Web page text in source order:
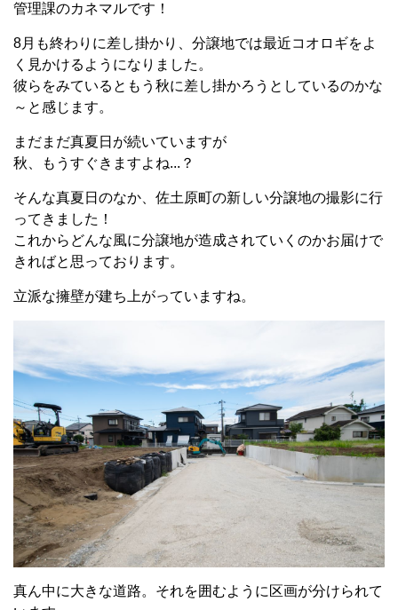
管理課のカネマルです！
8月も終わりに差し掛かり、分譲地では最近コオロギをよ
く見かけるようになりました。
彼らをみているともう秋に差し掛かろうとしているのかな
～と感じます。
まだまだ真夏日が続いていますが
秋、もうすぐきますよね...？
そんな真夏日のなか、佐土原町の新しい分譲地の撮影に行
ってきました！
これからどんな風に分譲地が造成されていくのかお届けで
きればと思っております。
立派な擁壁が建ち上がっていますね。
真ん中に大きな道路。それを囲むように区画が分けられて